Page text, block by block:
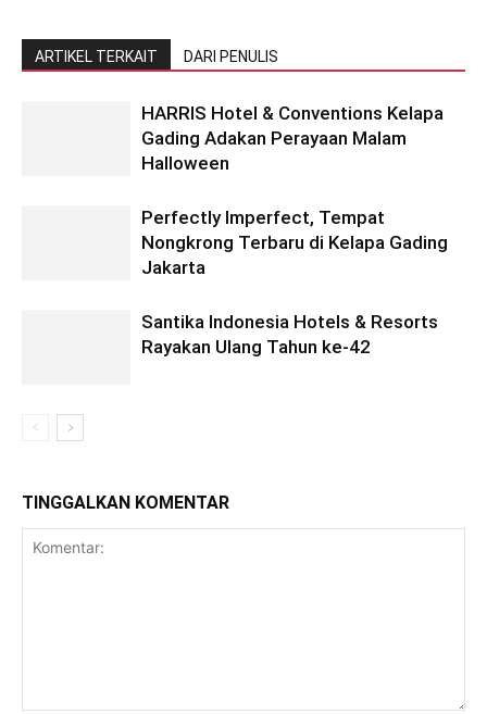
ARTIKEL TERKAIT DARI PENULIS
HARRIS Hotel & Conventions Kelapa
Gading Adakan Perayaan Malam
Halloween
Perfectly Imperfect, Tempat
Nongkrong Terbaru di Kelapa Gading
Jakarta
Santika Indonesia Hotels & Resorts
Rayakan Ulang Tahun ke-42
TINGGALKAN KOMENTAR